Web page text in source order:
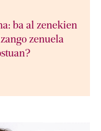
ba al zenekien
zenuela